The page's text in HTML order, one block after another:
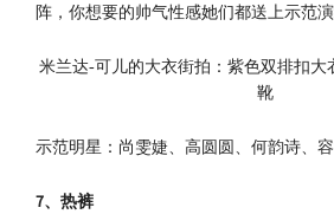
阵，你想要的帅气性感她们都送上示范演
米兰达-可儿的大衣街拍：紫色双排扣大
靴
示范明星：尚雯婕、高圆圆、何韵诗、容
7、热裤